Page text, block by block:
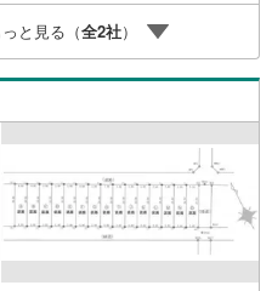
ください。■電車でお越しのお客
口より徒歩5分■お車でお越しの
ざいますので弊社営業スタッフ
と見る（全2社）